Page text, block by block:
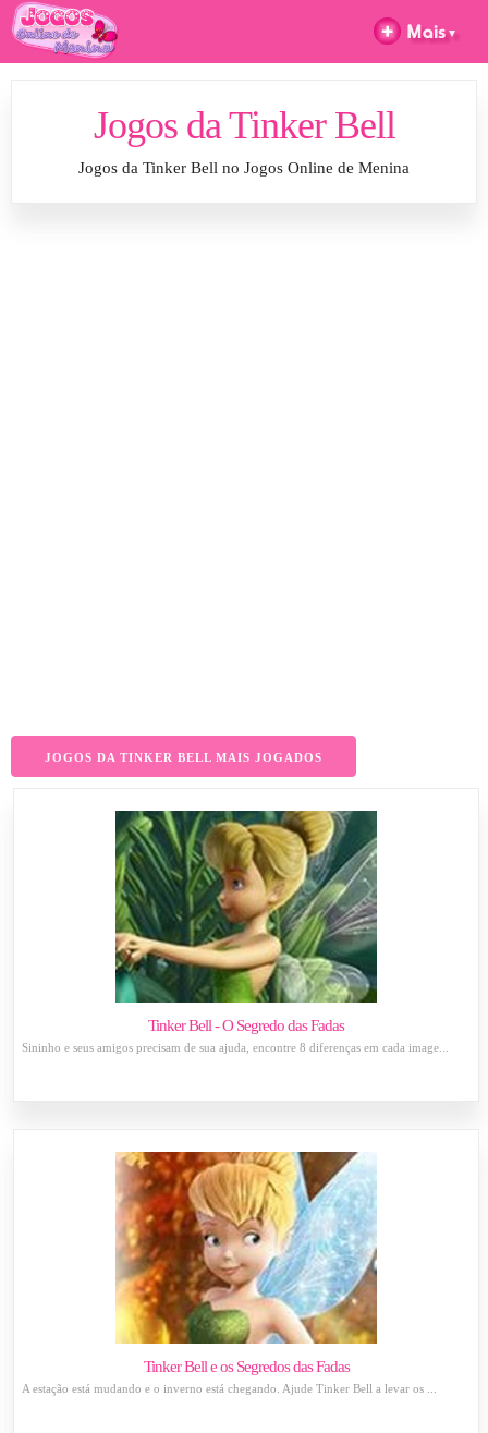
Jogos da Tinker Bell
Jogos da Tinker Bell no Jogos Online de Menina
JOGOS DA TINKER BELL MAIS JOGADOS
Tinker Bell - O Segredo das Fadas
Sininho e seus amigos precisam de sua ajuda, encontre 8 diferenças em cada image...
Tinker Bell e os Segredos das Fadas
A estação está mudando e o inverno está chegando. Ajude Tinker Bell a levar os ...